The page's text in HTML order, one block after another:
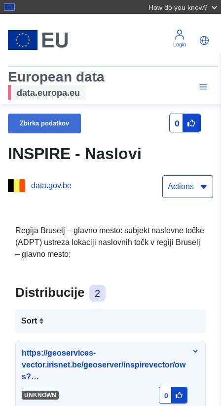
How do you know?
Login
European data
data.europa.eu
Zbirka podatkov 0
INSPIRE - Naslovi
data.gov.be Actions
Regija Bruselj – glavno mesto: subjekt naslovne točke
(ADPT) ustreza lokaciji naslovnih točk v regiji Bruselj
– glavno mesto;
Distribucije 2
Sort
https://geoservices-
vector.irisnet.be/geoserver/inspirevector/ow
s?
Service=WMS&Version=1.3.0&Request=Get
Capabilities&Language=eng
UNKNOWN - 0